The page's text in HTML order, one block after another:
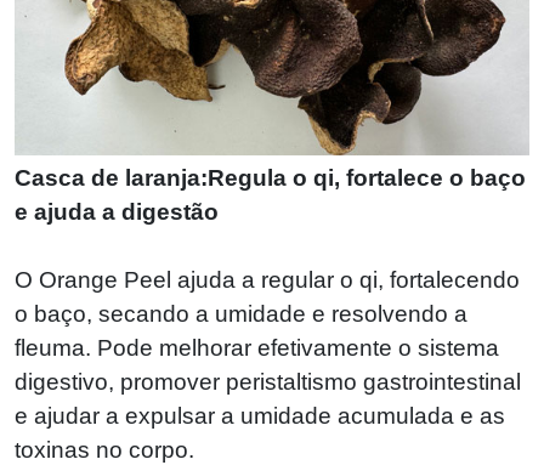
Casca de laranja:Regula o qi, fortalece o baço
e ajuda a digestão
O Orange Peel ajuda a regular o qi, fortalecendo
o baço, secando a umidade e resolvendo a
fleuma. Pode melhorar efetivamente o sistema
digestivo, promover peristaltismo gastrointestinal
e ajudar a expulsar a umidade acumulada e as
toxinas no corpo.